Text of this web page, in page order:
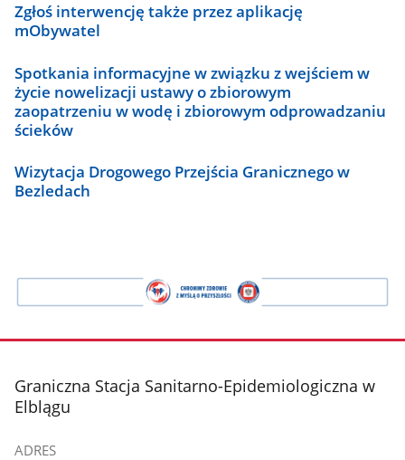
Zgłoś interwencję także przez aplikację
mObywatel
Spotkania informacyjne w związku z wejściem w
życie nowelizacji ustawy o zbiorowym
zaopatrzeniu w wodę i zbiorowym odprowadzaniu
ścieków
Wizytacja Drogowego Przejścia Granicznego w
Bezledach
Logo
promujące
stopka
Graniczna Stacja Sanitarno-Epidemiologiczna w
Elblągu
ADRES